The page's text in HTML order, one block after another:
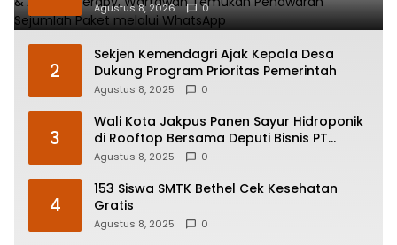
Wartawan Temukan Penawaran Sejumlah
Paket melalui WhatsApp
Agustus 8, 2026 0
2
Sekjen Kemendagri Ajak Kepala Desa
Dukung Program Prioritas Pemerintah
Agustus 8, 2025 0
3
Wali Kota Jakpus Panen Sayur Hidroponik
di Rooftop Bersama Deputi Bisnis PT
Pegadaian
Agustus 8, 2025 0
4
153 Siswa SMTK Bethel Cek Kesehatan
Gratis
Agustus 8, 2025 0